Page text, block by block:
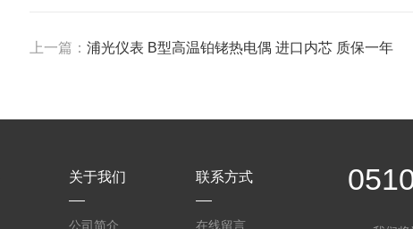
上一篇：浦光仪表 B型高温铂铑热电偶 进口内芯 质保一年
关于我们
公司简介
联系方式
在线留言